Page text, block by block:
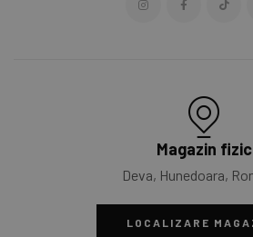
Magazin fizic
Deva, Hunedoara,
LOCALIZARE